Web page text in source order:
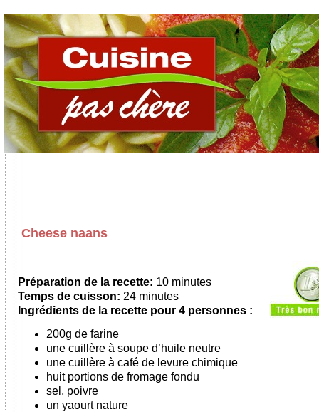
Cheese naans
Préparation de la recette: 10 minutes
Temps de cuisson: 24 minutes
Ingrédients de la recette pour 4 personnes :
200g de farine
une cuillère à soupe d’huile neutre
une cuillère à café de levure chimique
huit portions de fromage fondu
sel, poivre
un yaourt nature